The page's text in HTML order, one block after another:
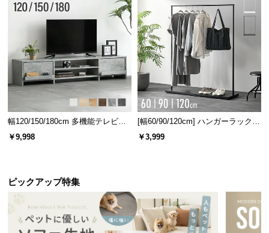
脚の高さ 約12㎝
脚を外せばローソファに
脚部を外せばローソファに。より暮らしに調和す
幅120/150/180cm 多機能テレビボ
ード 木目/石目調 オープン収納・
￥9,998
[幅60/90/120cm] ハンガーラック
スチール 4段階高さ調節 サイドフ
￥3,999
ピックアップ特集